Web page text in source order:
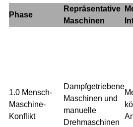
Phase
Repräsentative
Maschinen
1.0 Mensch-
Maschine-
Konflikt
Dampfgetriebene
Maschinen und
manuelle
Drehmaschinen